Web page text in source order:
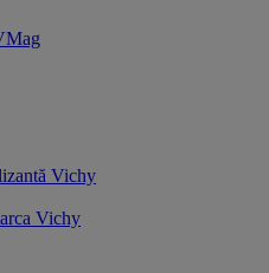
Vichy
Vichy